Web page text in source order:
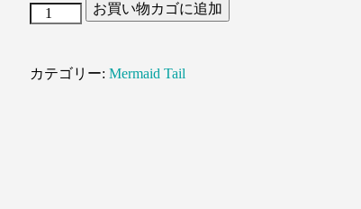
（り
お買い物カゴに追加
カテゴリー: Mermaid Tail